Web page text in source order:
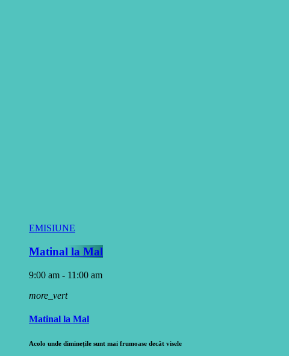
EMISIUNE
Matinal la Mal
9:00 am - 11:00 am
more_vert
Matinal la Mal
Acolo unde diminețile sunt mai frumoase decât visele